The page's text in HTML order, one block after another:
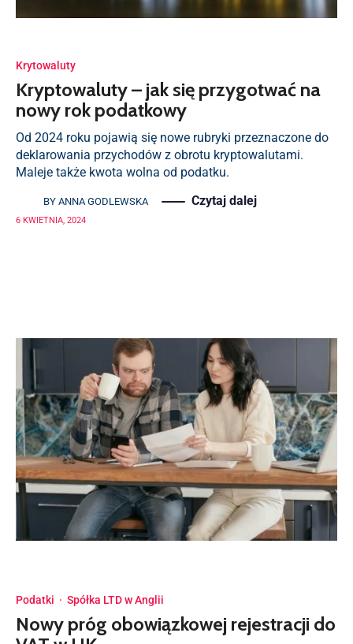
Krytowaluty
Kryptowaluty – jak się przygotwać na
nowy rok podatkowy
Od 2024 roku pojawią się nowe rubryki przeznaczone do
deklarowania przychodów z obrotu kryptowalutami.
Maleje także kwota wolna od podatku.
BY ANNA GODLEWSKA Czytaj dalej
6 KWIETNIA, 2024
Podatki · Spółka LTD w Anglii
Nowy próg obowiązkowej rejestracji do